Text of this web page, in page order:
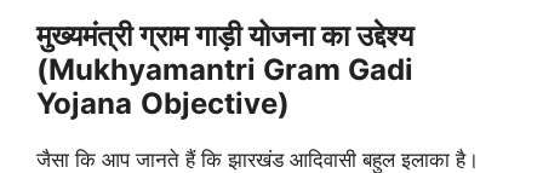
मुख्यमंत्री ग्राम गाड़ी योजना का उद्देश्य
(Mukhyamantri Gram Gadi
Yojana Objective)
जैसा कि आप जानते हैं कि झारखंड आदिवासी बहुल इलाका है।